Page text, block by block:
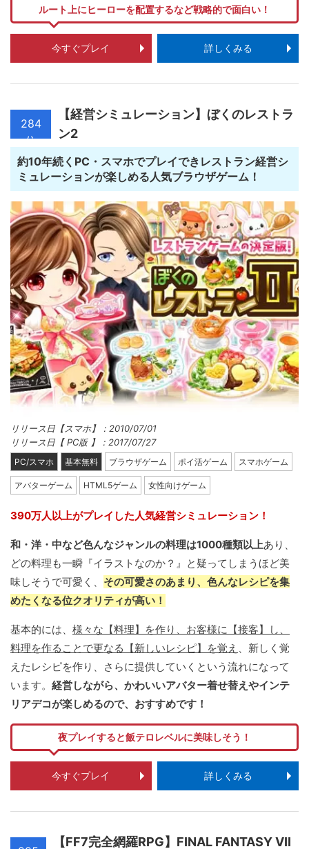
ルート上にヒーローを配置するなど戦略的で面白い！
今すぐプレイ 詳しくみる
284
位
【経営シミュレーション】ぼくのレストラ
ン2
約10年続くPC・スマホでプレイできレストラン経営シ
ミュレーションが楽しめる人気ブラウザゲーム！
リリース日【スマホ】：2010/07/01
リリース日【 PC版 】：2017/07/27
PC/スマホ 基本無料 ブラウザゲーム ポイ活ゲーム スマホゲーム
アバターゲーム HTML5ゲーム 女性向けゲーム
390万人以上がプレイした人気経営シミュレーション！
和・洋・中など色んなジャンルの料理は1000種類以上あり、
どの料理も一瞬『イラストなのか？』と疑ってしまうほど美
味しそうで可愛く、 その可愛さのあまり、色んなレシピを集
めたくなる位クオリティが高い！
基本的には、 様々な【料理】を作り、お客様に【接客】し、
料理を作ることで更なる【新しいレシピ】を覚え 、新しく覚
えたレシピを作り、さらに提供していくという流れになって
います。 経営しながら、かわいいアバター着せ替えやインテ
リアデコが楽しめるので、おすすめです！
夜プレイすると飯テロレベルに美味しそう！
今すぐプレイ 詳しくみる
【FF7完全網羅RPG】FINAL FANTASY VII